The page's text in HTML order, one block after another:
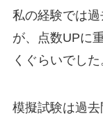
私の経験では
が、点数UPに
くぐらいでした
模擬試験は過